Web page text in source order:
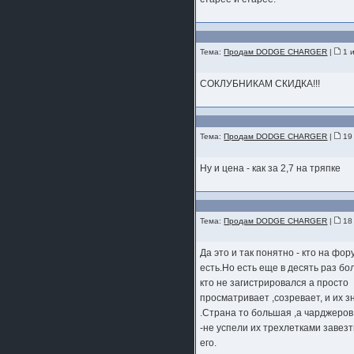
Тема:Продам DODGE CHARGER | 1
СОКЛУБНИКАМ СКИДКА!!!
Тема:Продам DODGE CHARGER |
Ну и цена - как за 2,7 на тряпке
Тема:Продам DODGE CHARGER |
Да это и так понятно - кто на
есть.Но есть еще в десять раз
кто не загистрировался а просто
просматривает ,созревает, и их
.Страна то большая ,а чарджеров
-не успели их трехлетками
его.